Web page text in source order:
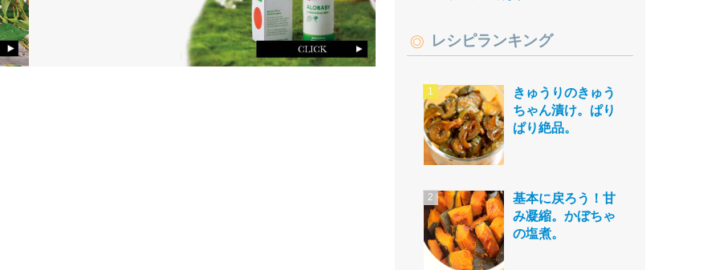
レシピランキング
きゅうりのきゅう
ちゃん漬け。ぱり
ぱり絶品。
基本に戻ろう！甘
み凝縮。かぼちゃ
の塩煮。